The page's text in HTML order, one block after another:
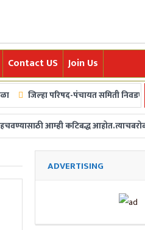
Contact US Join Us
परिषद-पंचायत समिती निवडणुकांचं
आम्ही कटिबद्ध
ADVERTISING